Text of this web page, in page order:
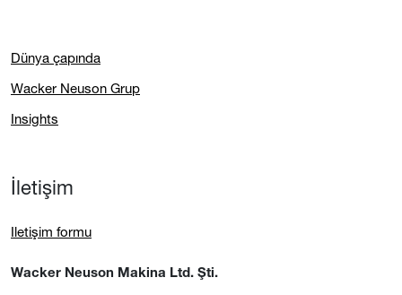
Dünya çapında
Wacker Neuson Grup
Insights
İletişim
Iletişim formu
Wacker Neuson Makina Ltd. Şti.